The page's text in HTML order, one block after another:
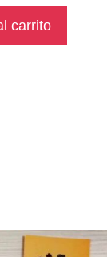
carrito